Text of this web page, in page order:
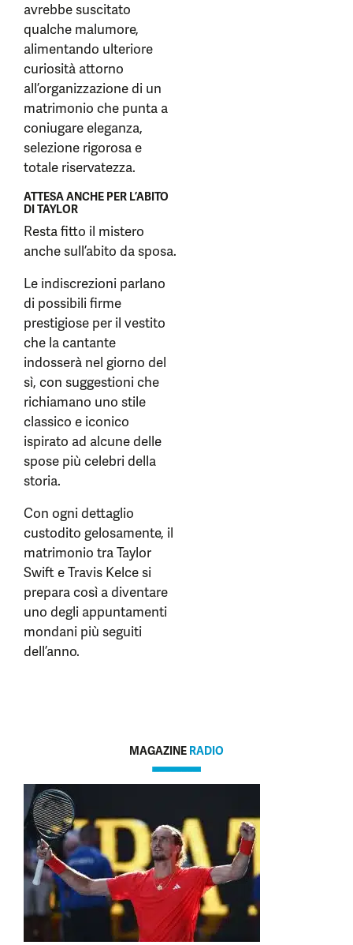
avrebbe suscitato
qualche malumore,
alimentando ulteriore
curiosità attorno
all’organizzazione di un
matrimonio che punta a
coniugare eleganza,
selezione rigorosa e
totale riservatezza.
ATTESA ANCHE PER L’ABITO
DI TAYLOR
Resta fitto il mistero
anche sull’abito da sposa.
Le indiscrezioni parlano
di possibili firme
prestigiose per il vestito
che la cantante
indosserà nel giorno del
sì, con suggestioni che
richiamano uno stile
classico e iconico
ispirato ad alcune delle
spose più celebri della
storia.
Con ogni dettaglio
custodito gelosamente, il
matrimonio tra Taylor
Swift e Travis Kelce si
prepara così a diventare
uno degli appuntamenti
mondani più seguiti
dell’anno.
MAGAZINE RADIO